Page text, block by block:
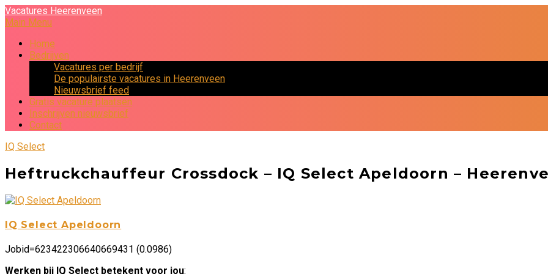
Vacatures Heerenveen
Main Menu
Home
Bedrijven
Vacatures per bedrijf
De populairste vacatures in Heerenveen
Nieuwsbrief feed
Gratis vacature plaatsen
Inschrijven nieuwsbrief
Contact
IQ Select
Heftruckchauffeur Crossdock – IQ Select Apeldoorn –
IQ Select Apeldoorn
Jobid=623422306640669431 (0.0986)
Werken bij IQ Select betekent voor jou: